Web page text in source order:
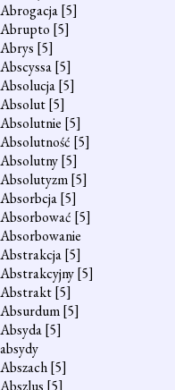
Abrogacja[5]
Abrupto [5]
Abrys [5]
Abscyssa[5]
Absolucja[5]
Absolut[5]
Absolutnie [5]
Absolutność [5]
Absolutny[5]
Absolutyzm[5]
Absorbcja[5]
Absorbować [5]
Absorbowanie
Abstrakcja[5]
Abstrakcyjny[5]
Abstrakt[5]
Absurdum[5]
Absyda[5]
absydy
Abszach[5]
Abszlus [5]